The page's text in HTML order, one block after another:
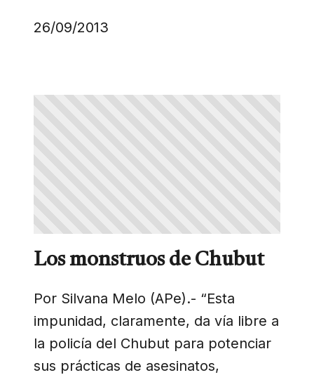
26/09/2013
Los monstruos de Chubut
Por Silvana Melo (APe).- “Esta
impunidad, claramente, da vía libre a
la policía del Chubut para potenciar
sus prácticas de asesinatos,